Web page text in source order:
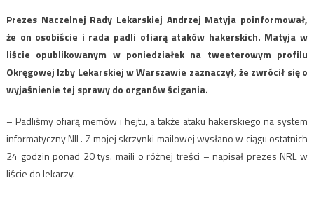
Prezes Naczelnej Rady Lekarskiej Andrzej Matyja poinformował,
że on osobiście i rada padli ofiarą ataków hakerskich. Matyja w
liście opublikowanym w poniedziałek na tweeterowym profilu
Okręgowej Izby Lekarskiej w Warszawie zaznaczył, że zwrócił się o
wyjaśnienie tej sprawy do organów ścigania.
– Padliśmy ofiarą memów i hejtu, a także ataku hakerskiego na system
informatyczny NIL. Z mojej skrzynki mailowej wysłano w ciągu ostatnich
24 godzin ponad 20 tys. maili o różnej treści – napisał prezes NRL w
liście do lekarzy.